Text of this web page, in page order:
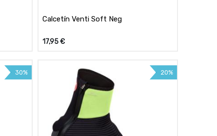
Calcetín Venti Soft Neg
17,95€
30% 20%